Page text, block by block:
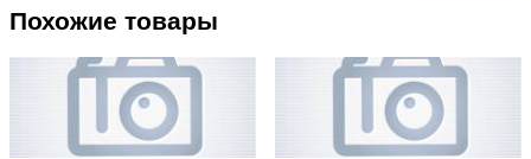
Похожие товары